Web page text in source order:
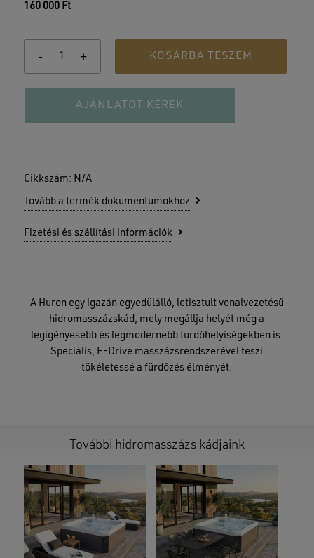
Nincsenek termékek a kosárban.
GO TO SHOP
160 000 Ft
KOSÁRBA TESZEM
AJÁNLATOT KÉREK
Cikkszám: N/A
Tovább a termék dokumentumokhoz
Fizetési és szállítási információk
A Huron egy igazán egyedülálló, letisztult vonalvezetésű
hidromasszázskád, mely megállja helyét még a
legigényesebb és legmodernebb fürdőhelyiségekben is.
Speciális, E-Drive masszázsrendszerével teszi
tökéletessé a fürdőzés élményét.
További hidromasszázs kádjaink